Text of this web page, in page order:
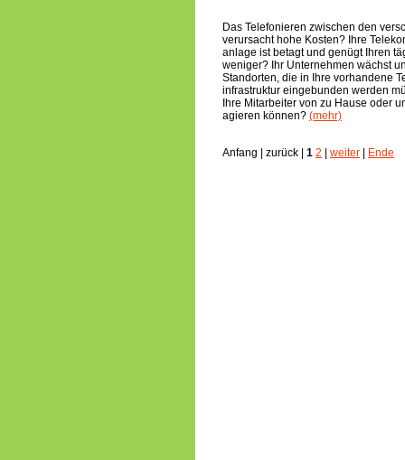
Das Telefonieren zwischen den
verursacht hohe Kosten? Ihre
anlage ist betagt und genügt Ihren
weniger? Ihr Unternehmen wächst
Standorten, die in Ihre vorhandene
infrastruktur eingebunden werden
Ihre Mitarbeiter von zu Hause oder
agieren können? (mehr)
Anfang | zurück | 1 2 weiter Ende